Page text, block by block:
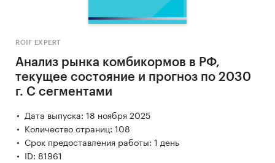
ROIF EXPERT
Анализ рынка комбикормов в РФ,
текущее состояние и прогноз по 2030
г. С сегментами
Дата выпуска: 18 ноября 2025
Количество страниц: 108
Срок предоставления работы: 1 день
ID: 81961